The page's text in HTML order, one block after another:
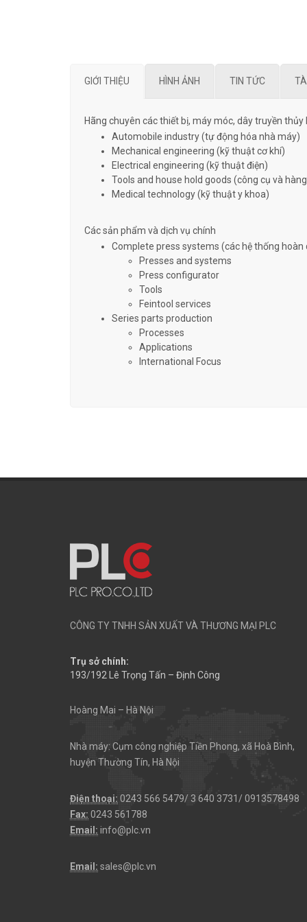
GIỚI THIỆU HÌNH ẢNH TIN TỨC
Hãng chuyên các thiết bị, máy móc, dây truyền
Automobile industry (tự động hóa nhà máy)
Mechanical engineering (kỹ thuật cơ khí)
Electrical engineering (kỹ thuật điện)
Tools and house hold goods (công cụ và
Medical technology (kỹ thuật y khoa)
Các sản phẩm và dịch vụ chính
Complete press systems (các hệ thống hoàn
Presses and systems
Press configurator
Tools
Feintool services
Series parts production
Processes
Applications
International Focus
CÔNG TY TNHH SẢN XUẤT VÀ THƯƠNG MẠI PLC
Trụ sở chính:
193/192 Lê Trọng Tấn – Định Công
Hoàng Mai – Hà Nội
Nhà máy: Cụm công nghiệp Tiền Phong, xã Hoà Bình,
huyện Thường Tín, Hà Nội
Điện thoại: 0243 566 5479/ 3 640 3731/ 0913578498
Fax: 0243 561788
Email: info@plc.vn
Email: sales@plc.vn